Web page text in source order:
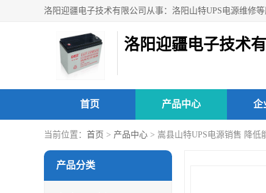
洛阳迎疆电子技术
首页 产品中心 企
当前位置： 首页 > 产品中心 > 嵩县山特UPS电源销售 降低
产品分类